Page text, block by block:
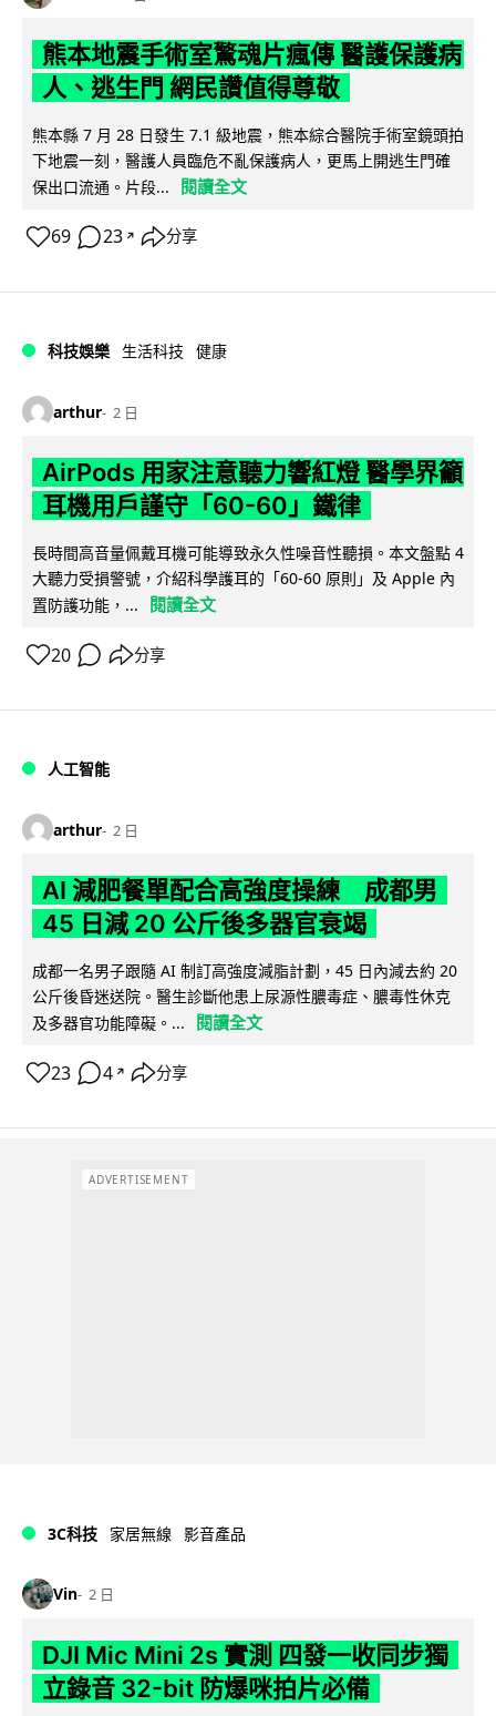
熊本地震手術室驚魂片瘋傳 醫護保護病
人、逃生門 網民讚值得尊敬
熊本縣 7 月 28 日發生 7.1 級地震，熊本綜合醫院手術室鏡頭拍
下地震一刻，醫護人員臨危不亂保護病人，更馬上開逃生門確
保出口流通。片段...
閱讀全文
69 23 ↗ 分享
科技娛樂 生活科技 健康
arthur 2 日
AirPods 用家注意聽力響紅燈 醫學界籲
耳機用戶謹守「60-60」鐵律
長時間高音量佩戴耳機可能導致永久性噪音性聽損。本文盤點 4
大聽力受損警號，介紹科學護耳的「60-60 原則」及 Apple 內
置防護功能，...
閱讀全文
20 分享
人工智能
arthur 2 日
AI 減肥餐單配合高強度操練 成都男
45 日減 20 公斤後多器官衰竭
成都一名男子跟隨 AI 制訂高強度減脂計劃，45 日內減去約 20
公斤後昏迷送院。醫生診斷他患上尿源性膿毒症、膿毒性休克
及多器官功能障礙。...
閱讀全文
23 4 ↗ 分享
ADVERTISEMENT
3C科技 家居無線 影音產品
Vin 2 日
DJI Mic Mini 2s 實測 四發一收同步獨
立錄音 32-bit 防爆咪拍片必備